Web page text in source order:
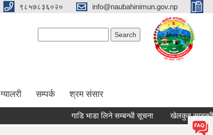
९८५७८३६०२० info@naubahinimun.gov.np
ग्यालरी सम्पर्क श्रम संसार
गाडि भाडा लिने सम्बन्धी सूचना खेलकुद सम्बन्धी